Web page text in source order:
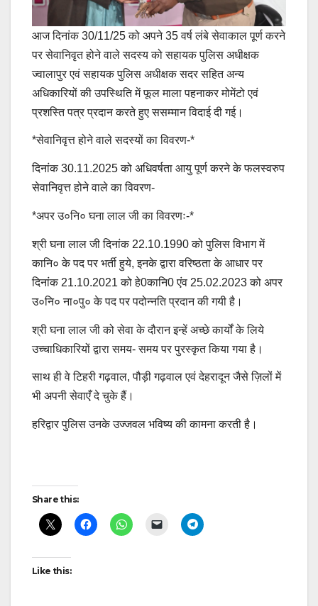
आज दिनांक 30/11/25 को अपने 35 वर्ष लंबे सेवाकाल पूर्ण करने
पर सेवानिवृत होने वाले सदस्य को सहायक पुलिस अधीक्षक
ज्वालापुर एवं सहायक पुलिस अधीक्षक सदर सहित अन्य
अधिकारियों की उपस्थिति में फूल माला पहनाकर मोमेंटो एवं
प्रशस्ति पत्र प्रदान करते हुए ससम्मान विदाई दी गई।
*सेवानिवृत्त होने वाले सदस्यों का विवरण-*
दिनांक 30.11.2025 को अधिवर्षता आयु पूर्ण करने के फलस्वरुप
सेवानिवृत्त होने वाले का विवरण-
*अपर उ०नि० घना लाल जी का विवरणः-*
श्री घना लाल जी दिनांक 22.10.1990 को पुलिस विभाग में
कानि० के पद पर भर्ती हुये, इनके द्वारा वरिष्ठता के आधार पर
दिनांक 21.10.2021 को हे0कानि0 एंव 25.02.2023 को अपर
उ०नि० ना०पु० के पद पर पदोन्नति प्रदान की गयी है।
श्री घना लाल जी को सेवा के दौरान इन्हें अच्छे कार्यों के लिये
उच्चाधिकारियों द्वारा समय- समय पर पुरस्कृत किया गया है।
साथ ही वे टिहरी गढ़वाल, पौड़ी गढ़वाल एवं देहरादून जैसे ज़िलों में
भी अपनी सेवाएँ दे चुके हैं।
हरिद्वार पुलिस उनके उज्जवल भविष्य की कामना करती है।
Post
navigation
Share this:
Like this: